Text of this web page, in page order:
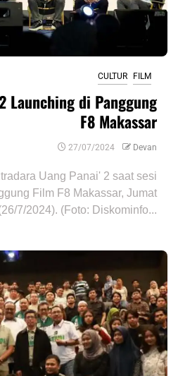
CULTUR FILM
Launching di Panggung
F8 Makassar
27/07/2024 Devan
Uang Panai' 2 saat sesi
Film F8 Makassar, Jumat
7/2024). (Foto: Diskominfo...